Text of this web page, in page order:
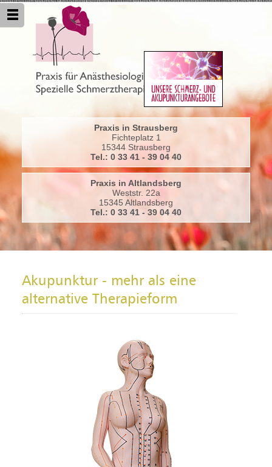
Praxis in Strausberg
Fichteplatz 1
15344 Strausberg
Tel.: 0 33 41 - 39 04 40
Praxis in Altlandsberg
Weststr. 22a
15345 Altlandsberg
Tel.: 0 33 41 - 39 04 40
Akupunktur - mehr als eine
alternative Therapieform